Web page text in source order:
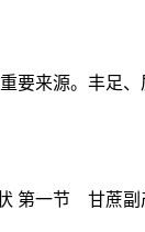
要来源。丰足
一节 甘蔗副